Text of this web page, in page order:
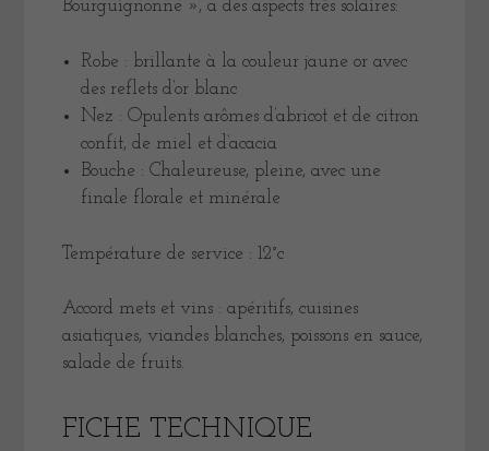
Bourguignonne », a des aspects très solaires:
Robe : brillante à la couleur jaune or avec
des reflets d’or blanc
Nez : Opulents arômes d’abricot et de citron
confit, de miel et d’acacia
Bouche : Chaleureuse, pleine, avec une
finale florale et minérale
Température de service : 12°c
Accord mets et vins : apéritifs, cuisines
asiatiques, viandes blanches, poissons en sauce,
salade de fruits.
FICHE TECHNIQUE